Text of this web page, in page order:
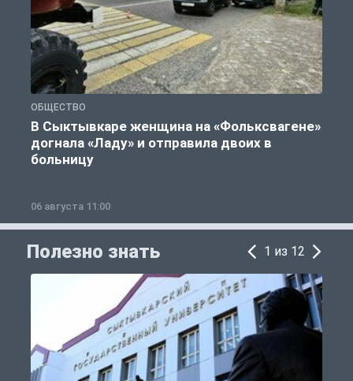
ОБЩЕСТВО
В Сыктывкаре женщина на «Фольксвагене»
догнала «Ладу» и отправила двоих в
больницу
06 августа 11:00
Полезно знать 1 из 12